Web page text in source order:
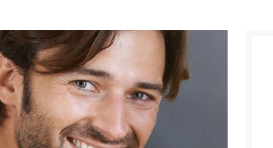
Clinici/Spitale
Portofoliu
Contact